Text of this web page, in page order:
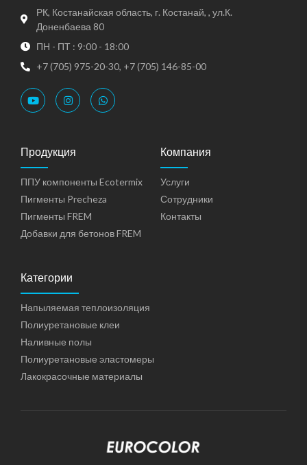
РК, Костанайская область, г. Костанай, , ул.К.
Доненбаева 80
ПН - ПТ : 9:00 - 18:00
+7 (705) 975-20-30, +7 (705) 146-85-00
Продукция
ППУ компоненты Ecotermix
Пигменты Precheza
Пигменты FREM
Добавки для бетонов FREM
Компания
Услуги
Сотрудники
Контакты
Категории
Напыляемая теплоизоляция
Полиуретановые клеи
Наливные полы
Полиуретановые эластомеры
Лакокрасочные материалы